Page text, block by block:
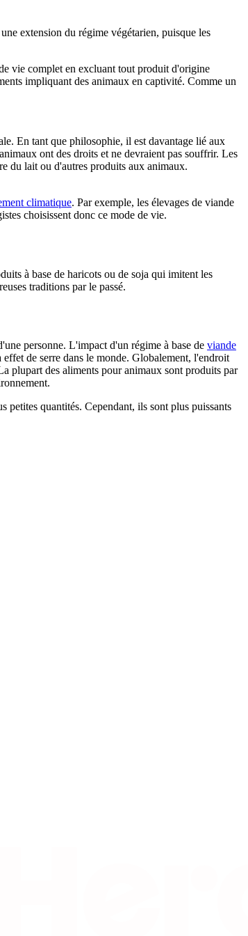
extension du régime végétarien, puisque les
vie complet en excluant tout produit d'origine
impliquant des animaux en captivité. Comme un
En tant que philosophie, il est davantage lié aux
ont des droits et ne devraient pas souffrir. Les
du lait ou d'autres produits aux animaux.
climatique. Par exemple, les élevages de viande
choisissent donc ce mode de vie.
à base de haricots ou de soja qui imitent les
traditions par le passé.
personne. L'impact d'un régime à base de viande
de serre dans le monde. Globalement, l'endroit
plupart des aliments pour animaux sont produits par
petites quantités. Cependant, ils sont plus puissants